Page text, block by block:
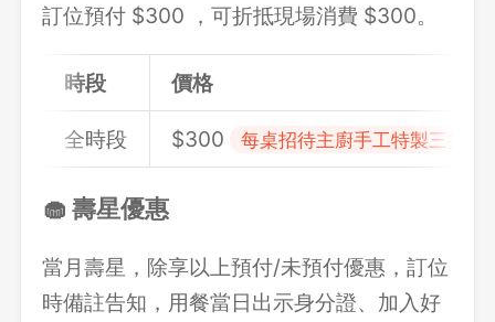
訂位預付 $300 ，可折抵現場消費 $300。
時段 價格
全時段 $300 每桌招待主廚手工特製三拚
🧁 壽星優惠
當月壽星，除享以上預付/未預付優惠，訂位
時備註告知，用餐當日出示身分證、加入好